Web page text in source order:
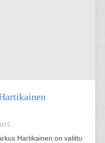
Hartikainen on valittu